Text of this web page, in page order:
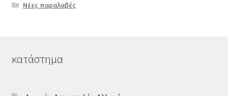
Νέες παραλαβές
κατάστημα